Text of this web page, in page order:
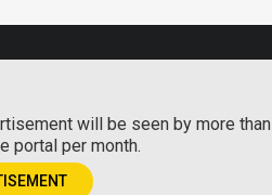
will be seen by more than
portal per month.